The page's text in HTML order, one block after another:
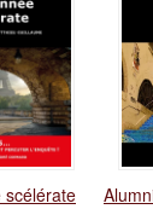
scélérate